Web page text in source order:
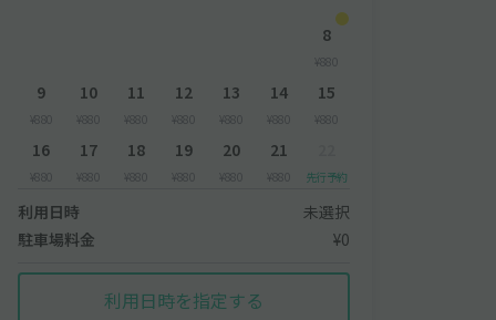
8
¥880
9
¥880
10
¥880
11
¥880
12
¥880
13
¥880
14
¥880
15
¥880
16
¥880
17
¥880
18
¥880
19
¥880
20
¥880
21
¥880 先行予約
利用日時
未選択
駐車場料金
¥0
利用日時を指定する